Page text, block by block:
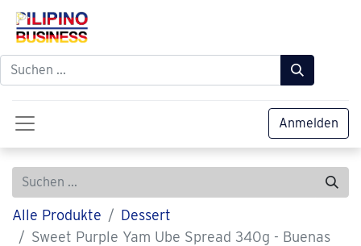
Anmelden
Alle Produkte
Dessert
Sweet Purple Yam Ube Spread 340g - Buenas